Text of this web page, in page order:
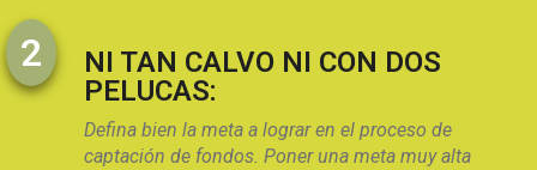
2
NI TAN CALVO NI CON DOS
PELUCAS:
Defina bien la meta a lograr en el proceso de
captación de fondos. Poner una meta muy alta